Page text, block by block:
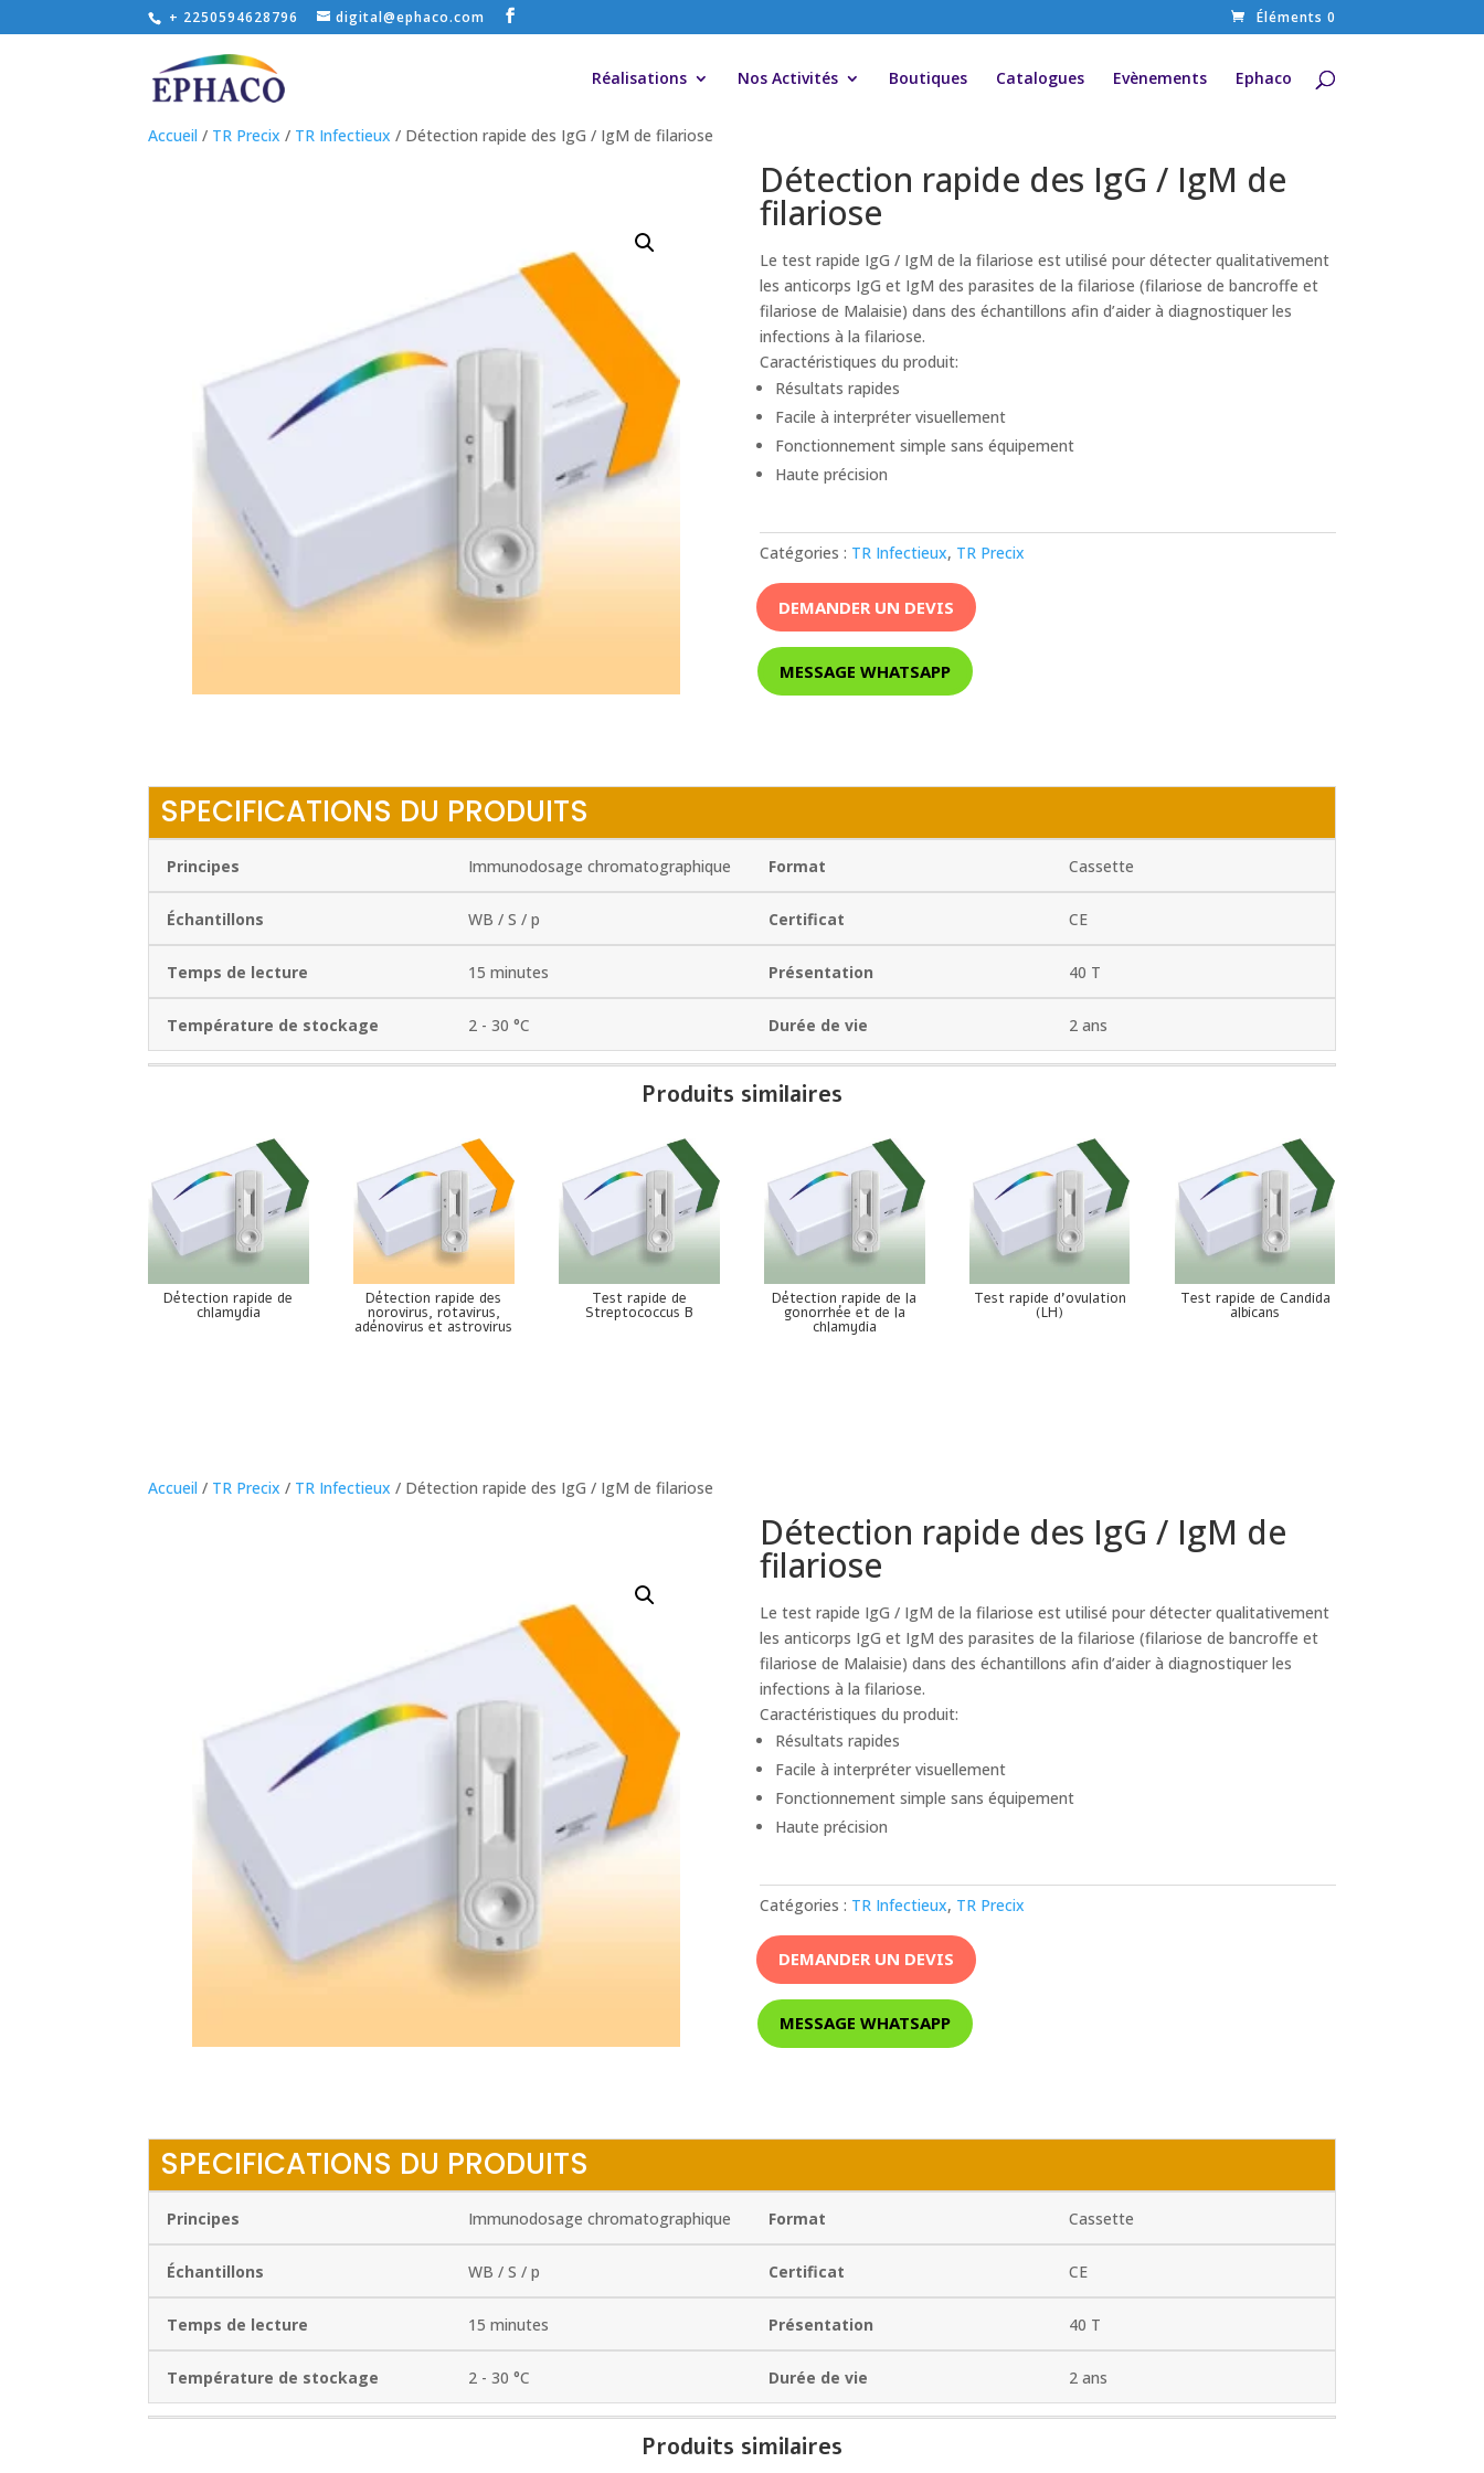
+ 2250594628796 digital@ephaco.com Éléments 0
Réalisations Nos Activités Boutiques Catalogues Evènements Ephaco
Accueil / TR Precix / TR Infectieux / Détection rapide des IgG / IgM de filariose
Détection rapide des IgG / IgM de
filariose
Le test rapide IgG / IgM de la filariose est utilisé pour détecter qualitativement
les anticorps IgG et IgM des parasites de la filariose (filariose de bancroffe et
filariose de Malaisie) dans des échantillons afin d’aider à diagnostiquer les
infections à la filariose.
Caractéristiques du produit:
Résultats rapides
Facile à interpréter visuellement
Fonctionnement simple sans équipement
Haute précision
Catégories : TR Infectieux, TR Precix
DEMANDER UN DEVIS
MESSAGE WHATSAPP
SPECIFICATIONS DU PRODUITS
Principes Immunodosage chromatographique Format Cassette
Échantillons WB / S / p Certificat CE
Temps de lecture 15 minutes Présentation 40 T
Température de stockage 2 - 30 °C Durée de vie 2 ans
Produits similaires
Détection rapide de
chlamydia
Détection rapide des
norovirus, rotavirus,
adénovirus et astrovirus
Test rapide de
Streptococcus B
Détection rapide de la
gonorrhée et de la
chlamydia
Test rapide d’ovulation
(LH)
Test rapide de Candida
albicans
Accueil / TR Precix / TR Infectieux / Détection rapide des IgG / IgM de filariose
Détection rapide des IgG / IgM de
filariose
Le test rapide IgG / IgM de la filariose est utilisé pour détecter qualitativement
les anticorps IgG et IgM des parasites de la filariose (filariose de bancroffe et
filariose de Malaisie) dans des échantillons afin d’aider à diagnostiquer les
infections à la filariose.
Caractéristiques du produit:
Résultats rapides
Facile à interpréter visuellement
Fonctionnement simple sans équipement
Haute précision
Catégories : TR Infectieux, TR Precix
DEMANDER UN DEVIS
MESSAGE WHATSAPP
SPECIFICATIONS DU PRODUITS
Principes Immunodosage chromatographique Format Cassette
Échantillons WB / S / p Certificat CE
Temps de lecture 15 minutes Présentation 40 T
Température de stockage 2 - 30 °C Durée de vie 2 ans
Produits similaires